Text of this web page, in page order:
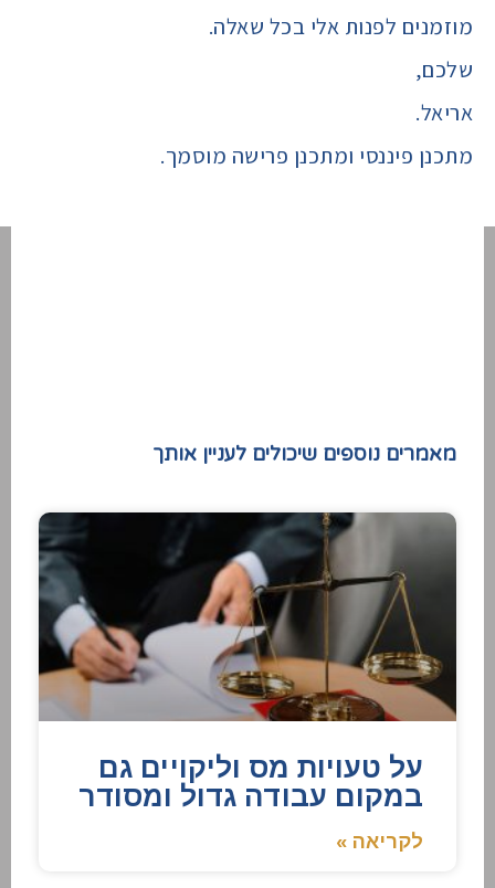
מוזמנים לפנות אלי בכל שאלה.
שלכם,
אריאל.
מתכנן פיננסי ומתכנן פרישה מוסמך.
מאמרים נוספים שיכולים לעניין אותך
על טעויות מס וליקויים גם
במקום עבודה גדול ומסודר
לקריאה »